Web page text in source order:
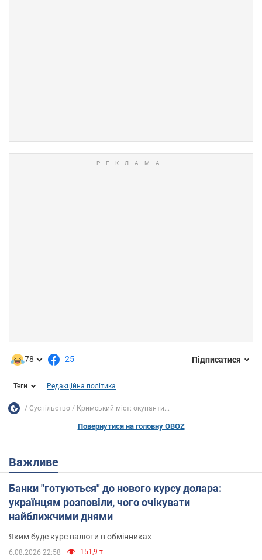
78 25 Підписатися
Теги Редакційна політика
Суспільство Кримський міст: окупанти...
Повернутися на головну OBOZ
Важливе
Банки "готуються" до нового курсу долара:
українцям розповіли, чого очікувати
найближчими днями
Яким буде курс валюти в обмінниках
6.08.2026 22:58 151,9 т.